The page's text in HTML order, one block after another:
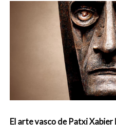
El arte vasco de Patxi Xabier